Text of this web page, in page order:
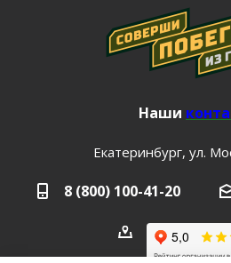
Наши
Екатеринбург, ул.
8 (800) 100-41-20